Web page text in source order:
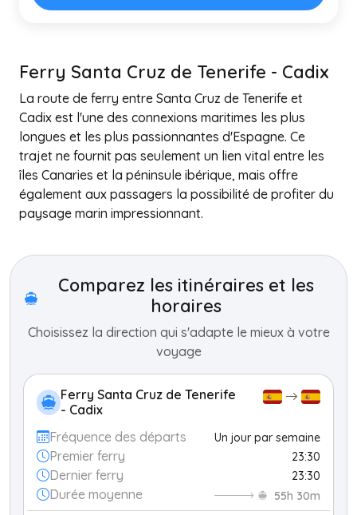
Ferry Santa Cruz de Tenerife - Cadix
La route de ferry entre Santa Cruz de Tenerife et
Cadix est l'une des connexions maritimes les plus
longues et les plus passionnantes d'Espagne. Ce
trajet ne fournit pas seulement un lien vital entre les
îles Canaries et la péninsule ibérique, mais offre
également aux passagers la possibilité de profiter du
paysage marin impressionnant.
+
Comparez les itinéraires et les
horaires
Choisissez la direction qui s'adapte le mieux à votre
voyage
Ferry Santa Cruz de Tenerife
- Cadix
Fréquence des départs
Un jour par semaine
Premier ferry 23:30
Dernier ferry 23:30
Durée moyenne 55h 30m